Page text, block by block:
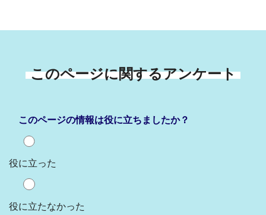
このページに関するアンケート
このページの情報は役に立ちましたか？
役に立った
役に立たなかった